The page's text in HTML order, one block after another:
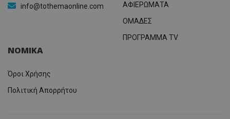
info@tothemaonline.com
ΑΦΙΕΡΩΜΑΤΑ
ΟΜΑΔΕΣ
ΠΡΟΓΡΑΜΜΑ TV
ΝΟΜΙΚΑ
Όροι Χρήσης
Πολιτική Απορρήτου